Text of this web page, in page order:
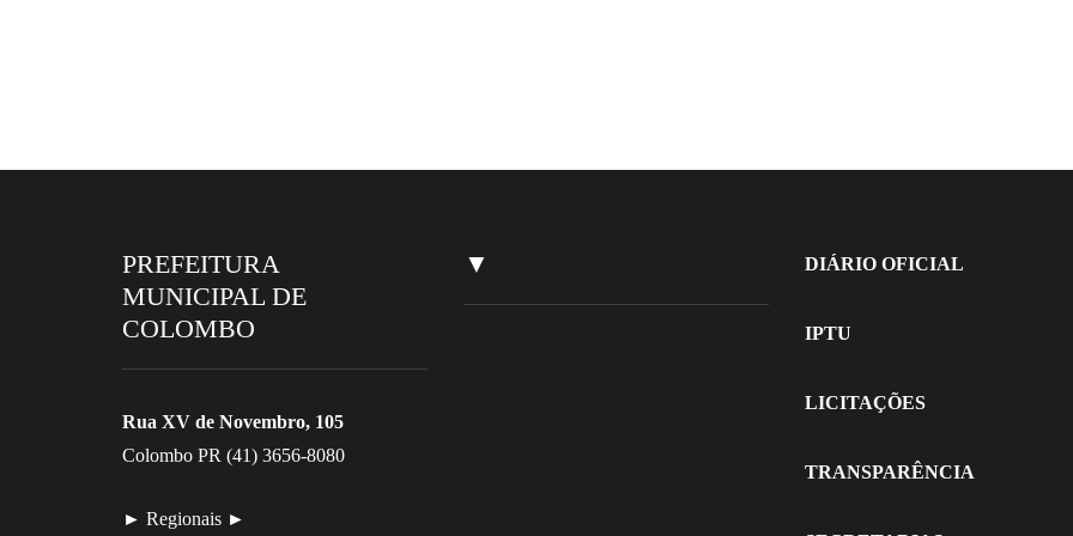
PREFEITURA
MUNICIPAL DE
COLOMBO
Rua XV de Novembro, 105
Colombo PR (41) 3656-8080
► Regionais ►
▼ DIÁRIO OFICIAL
IPTU
LICITAÇÕES
TRANSPARÊNCIA